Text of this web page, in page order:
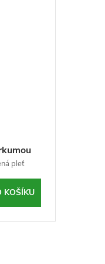
pleť -
pleť
KOŠÍKU